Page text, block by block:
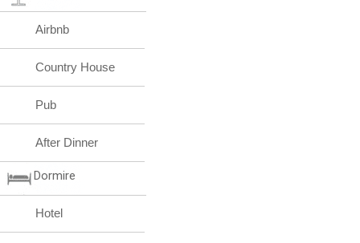
Airbnb
Country House
Pub
After Dinner
Dormire
Hotel